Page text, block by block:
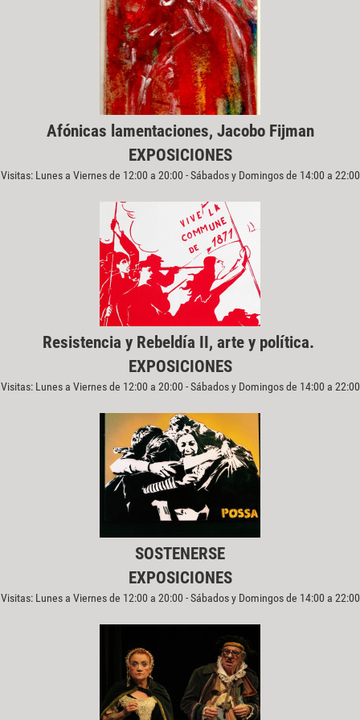
Afónicas lamentaciones, Jacobo Fijman
EXPOSICIONES
Visitas: Lunes a Viernes de 12:00 a 20:00 - Sábados y Domingos de 14:00 a 22:00
Resistencia y Rebeldía II, arte y política.
EXPOSICIONES
Visitas: Lunes a Viernes de 12:00 a 20:00 - Sábados y Domingos de 14:00 a 22:00
SOSTENERSE
EXPOSICIONES
Visitas: Lunes a Viernes de 12:00 a 20:00 - Sábados y Domingos de 14:00 a 22:00